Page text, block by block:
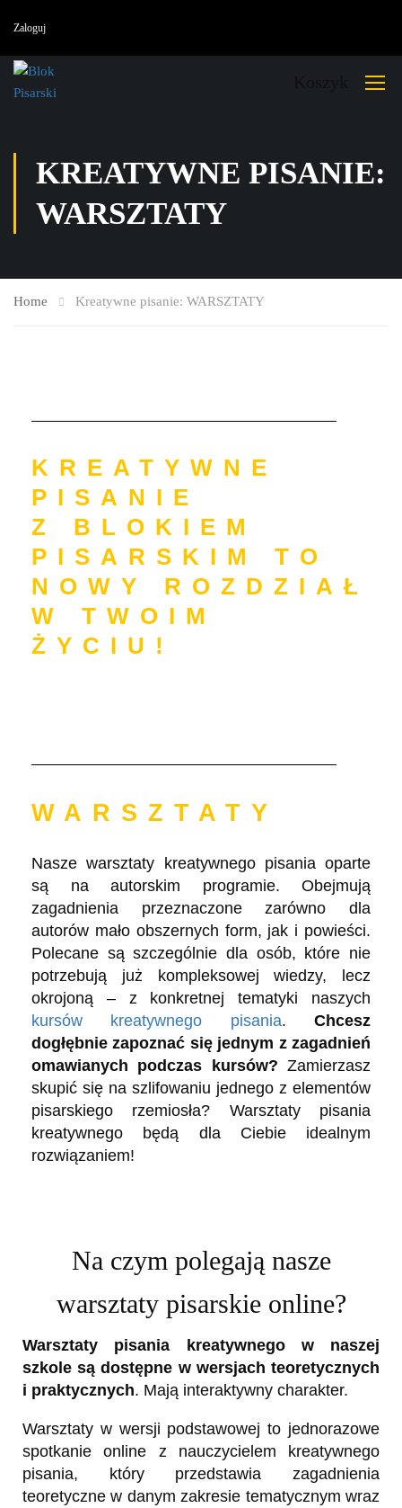
Zaloguj
KREATYWNE PISANIE:
WARSZTATY
Home Kreatywne pisanie: WARSZTATY
KREATYWNE
PISANIE
Z BLOKIEM
PISARSKIM TO
NOWY ROZDZIAŁ
W TWOIM
ŻYCIU!
WARSZTATY
Nasze warsztaty kreatywnego pisania oparte
są na autorskim programie. Obejmują
zagadnienia przeznaczone zarówno dla
autorów mało obszernych form, jak i powieści.
Polecane są szczególnie dla osób, które nie
potrzebują już kompleksowej wiedzy, lecz
okrojoną – z konkretnej tematyki naszych
kursów kreatywnego pisania.Chcesz
dogłębnie zapoznać się jednym z zagadnień
omawianych podczas kursów? Zamierzasz
skupić się na szlifowaniu jednego z elementów
pisarskiego rzemiosła? Warsztaty pisania
kreatywnego będą dla Ciebie idealnym
rozwiązaniem!
Na czym polegają nasze
warsztaty pisarskie online?
Warsztaty pisania kreatywnego w naszej
szkole są dostępne w wersjach teoretycznych
i praktycznych. Mają interaktywny charakter.
Warsztaty w wersji podstawowej to jednorazowe
spotkanie online z nauczycielem kreatywnego
pisania, który przedstawia zagadnienia
teoretyczne w danym zakresie tematycznym wraz